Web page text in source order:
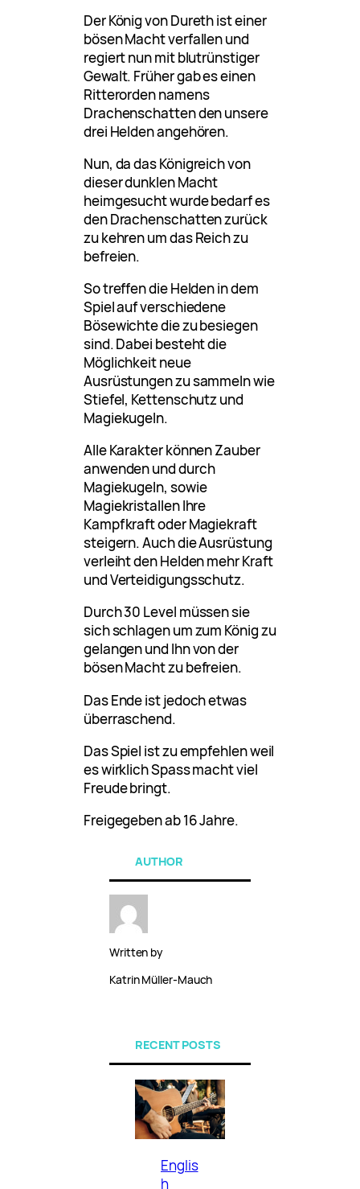
Der König von Dureth ist einer
bösen Macht verfallen und
regiert nun mit blutrünstiger
Gewalt. Früher gab es einen
Ritterorden namens
Drachenschatten den unsere
drei Helden angehören.
Nun, da das Königreich von
dieser dunklen Macht
heimgesucht wurde bedarf es
den Drachenschatten zurück
zu kehren um das Reich zu
befreien.
So treffen die Helden in dem
Spiel auf verschiedene
Bösewichte die zu besiegen
sind. Dabei besteht die
Möglichkeit neue
Ausrüstungen zu sammeln wie
Stiefel, Kettenschutz und
Magiekugeln.
Alle Karakter können Zauber
anwenden und durch
Magiekugeln, sowie
Magiekristallen Ihre
Kampfkraft oder Magiekraft
steigern. Auch die Ausrüstung
verleiht den Helden mehr Kraft
und Verteidigungsschutz.
Durch 30 Level müssen sie
sich schlagen um zum König zu
gelangen und Ihn von der
bösen Macht zu befreien.
Das Ende ist jedoch etwas
überraschend.
Das Spiel ist zu empfehlen weil
es wirklich Spass macht viel
Freude bringt.
Freigegeben ab 16 Jahre.
AUTHOR
Written by
Katrin Müller-Mauch
RECENT POSTS
Englis
h